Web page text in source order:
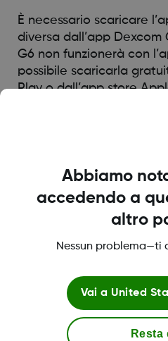
È necessario scaricare
diversa dall’app Dexcom
G6 non funzionerà con
possibile scaricarla
Play o dall’app store
LBL016698 Rev001
Termini e condizioni
Abbiamo
accedendo a
altro
Nessun problema—ti
Vai a United
Resta